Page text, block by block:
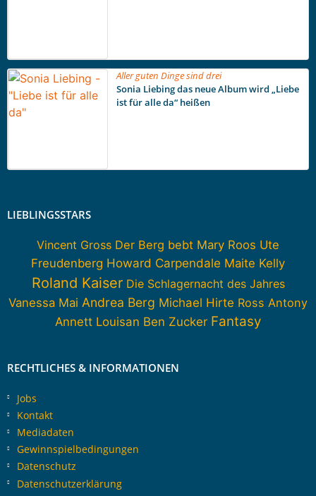
Aller guten Dinge sind drei
Sonia Liebing das neue Album wird „Liebe
ist für alle da“ heißen
LIEBLINGSSTARS
Vincent Gross Der Berg bebt Mary Roos Ute
Freudenberg Howard Carpendale Maite Kelly
Roland Kaiser Die Schlagernacht des Jahres
Vanessa Mai Andrea Berg Michael Hirte Ross Antony
Annett Louisan Ben Zucker Fantasy
RECHTLICHES & INFORMATIONEN
Jobs
Kontakt
Mediadaten
Gewinnspielbedingungen
Datenschutz
Datenschutzerklärung